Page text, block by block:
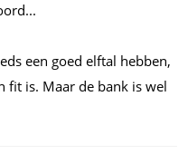
een goed elftal hebben,
fit is. Maar de bank is wel